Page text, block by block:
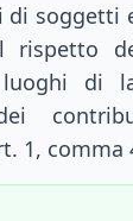
di soggetti
rispetto
luoghi di
1, comma